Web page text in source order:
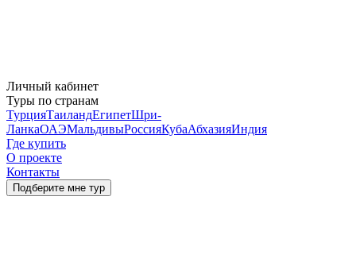
Личный кабинет
Туры по странам
ТурцияТаиландЕгипетШри-
ЛанкаОАЭМальдивыРоссияКубаАбхазияИндия
Где купить
О проекте
Контакты
Подберите мне тур